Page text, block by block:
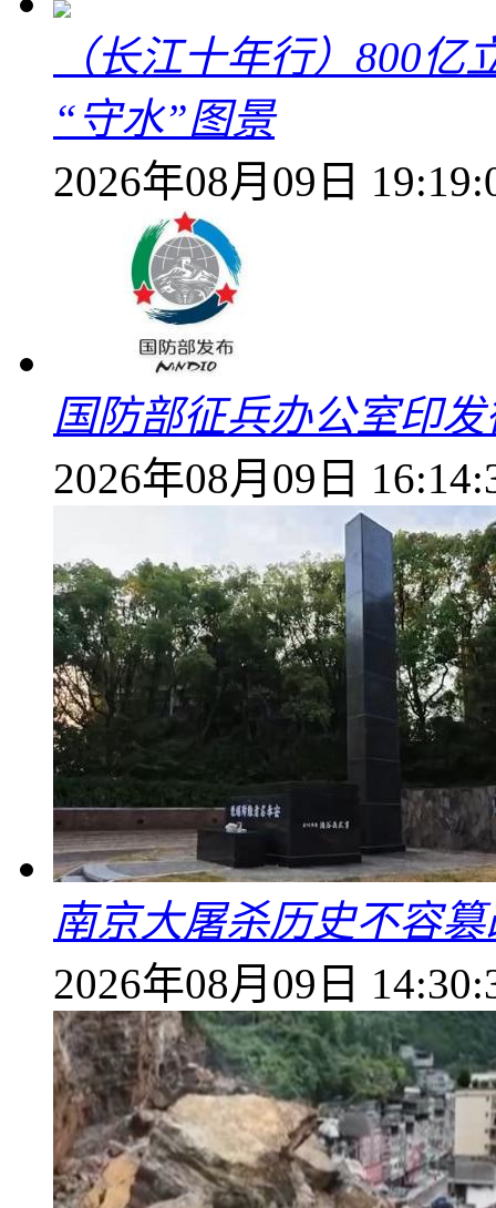
（长江十年行）800
“守水”图景
2026年08月09日
国防部征兵办公室印
2026年08月09日
南京大屠杀历史不容
2026年08月09日